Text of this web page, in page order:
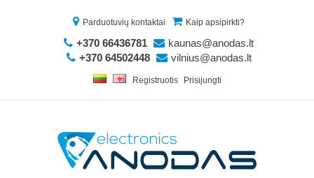
Parduotuvių kontaktai Kaip apsipirkti?
+370 66436781
kaunas@anodas.lt
+370 64502448
vilnius@anodas.lt
Registruotis Prisijungti